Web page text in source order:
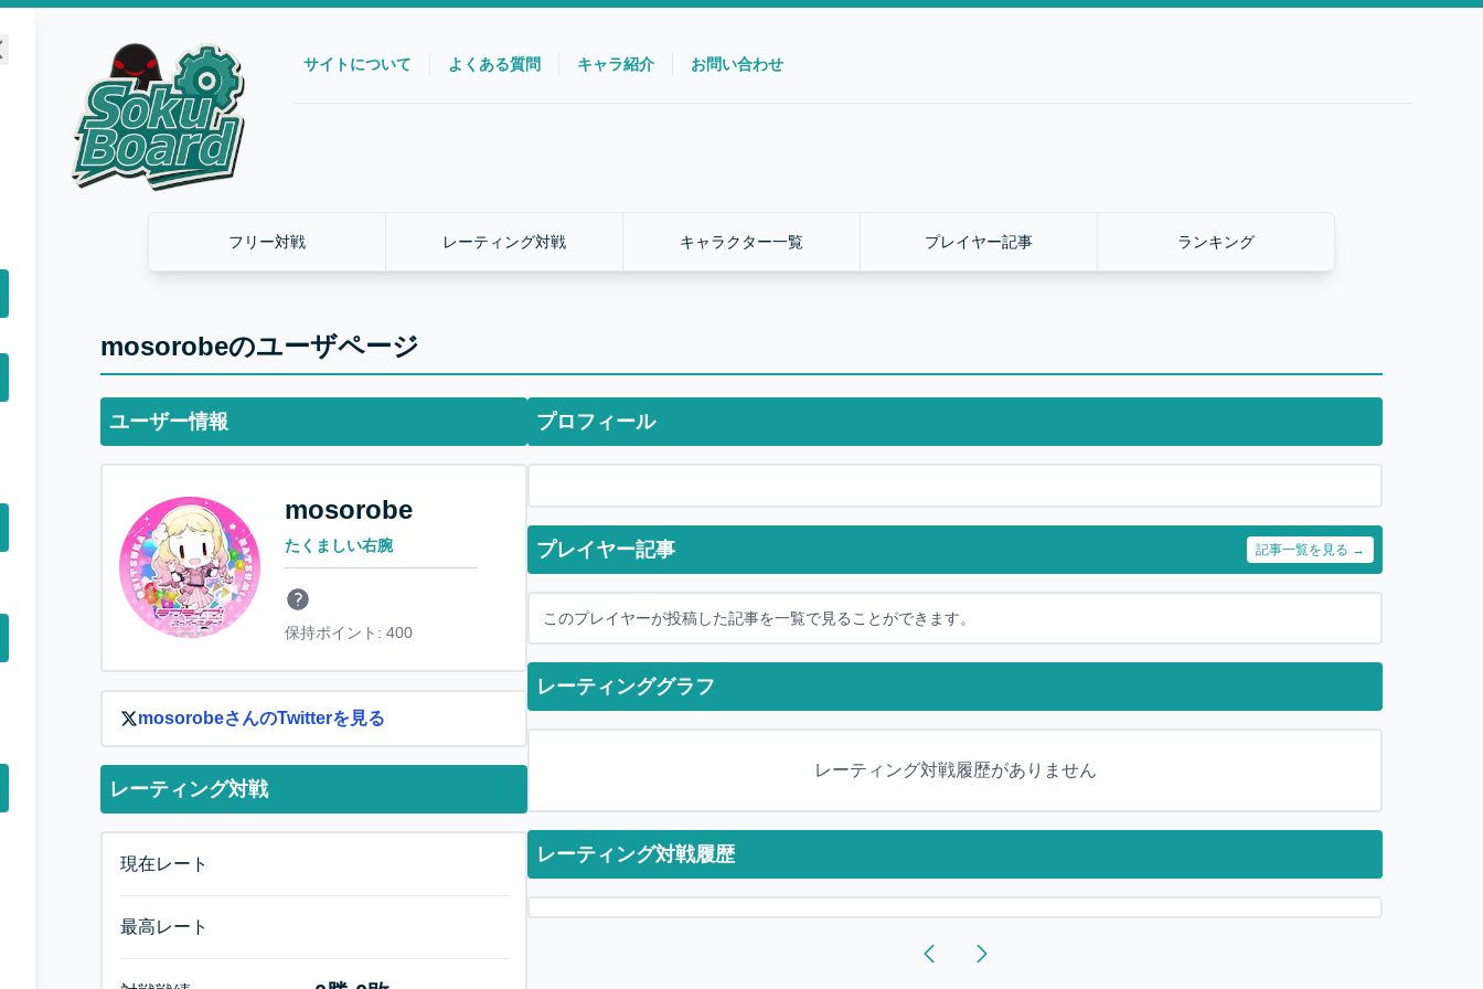
サイトについて よくある質問 キャラ紹介 お問い合わせ
フリー対戦 レーティング対戦 キャラクター一覧 プレイヤー記事 ランキング
mosorobeのユーザページ
ユーザー情報
mosorobe
たくましい右腕
保持ポイント: 400
mosorobeさんのTwitterを見る
レーティング対戦
現在レート
最高レート
プロフィール
プレイヤー記事 記事一覧を見る →
このプレイヤーが投稿した記事を一覧で見ることができます。
レーティンググラフ
レーティング対戦履歴がありません
レーティング対戦履歴